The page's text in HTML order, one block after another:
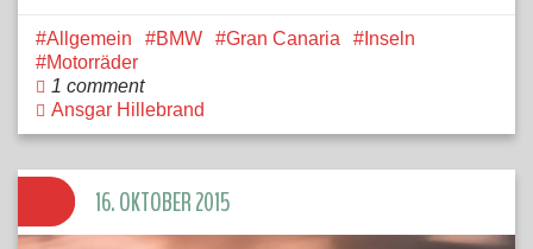
Allgemein BMW Gran Canaria
Inseln
Motorräder
1 comment
Ansgar Hillebrand
16. OKTOBER 2015